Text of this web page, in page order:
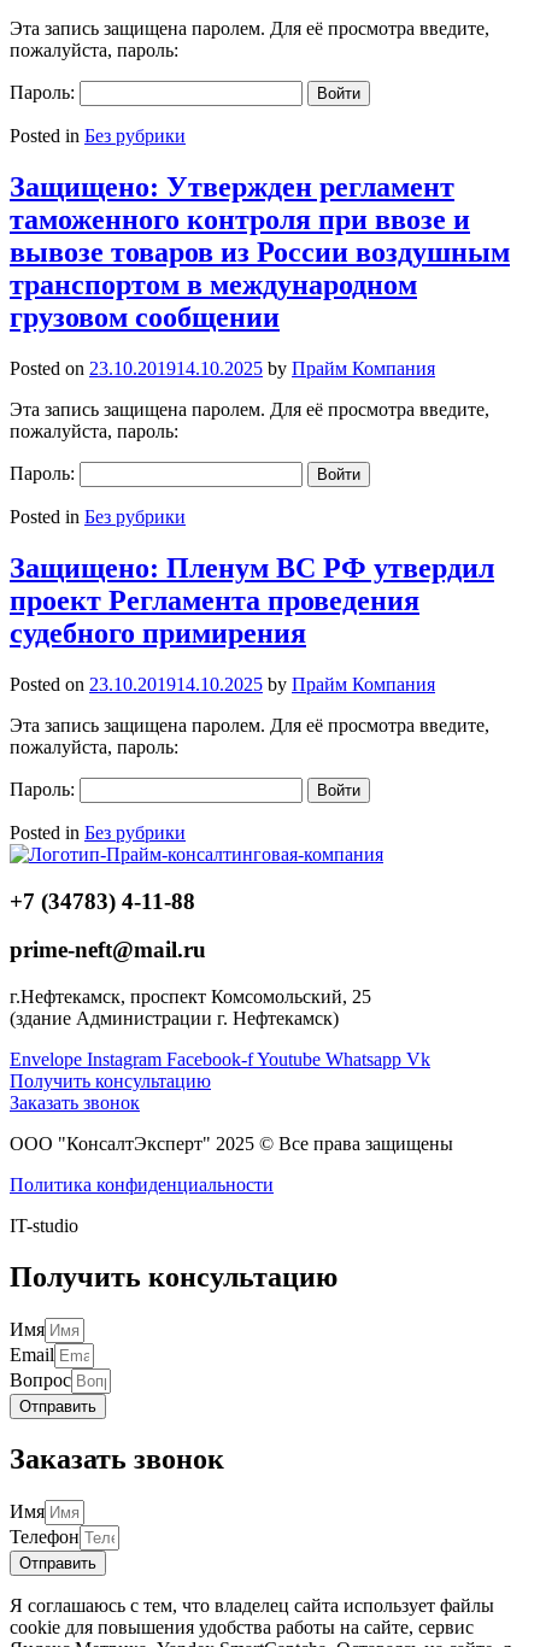
Эта запись защищена паролем. Для её просмотра введите,
пожалуйста, пароль:
Пароль:
Posted in Без рубрики
Защищено: Утвержден регламент
таможенного контроля при ввозе и
вывозе товаров из России воздушным
транспортом в международном
грузовом сообщении
Posted on 23.10.201914.10.2025 by Прайм Компания
Эта запись защищена паролем. Для её просмотра введите,
пожалуйста, пароль:
Пароль:
Posted in Без рубрики
Защищено: Пленум ВС РФ утвердил
проект Регламента проведения
судебного примирения
Posted on 23.10.201914.10.2025 by Прайм Компания
Эта запись защищена паролем. Для её просмотра введите,
пожалуйста, пароль:
Пароль:
Posted in Без рубрики
+7 (34783) 4-11-88
prime-neft@mail.ru
г.Нефтекамск, проспект Комсомольский, 25
(здание Администрации г. Нефтекамск)
Envelope Instagram Facebook-fYoutube Whatsapp Vk
Получить консультацию
Заказать звонок
ООО "КонсалтЭксперт" 2025 © Все права защищены
Политика конфиденциальности
IT-studio
Получить консультацию
Имя
Email
Вопрос
Отправить
Заказать звонок
Имя
Телефон
Отправить
Я соглашаюсь с тем, что владелец сайта использует файлы
cookie для повышения удобства работы на сайте, сервис